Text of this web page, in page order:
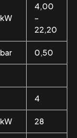
kW
4,00
–
22,20
bar 0,50
4
kW 28